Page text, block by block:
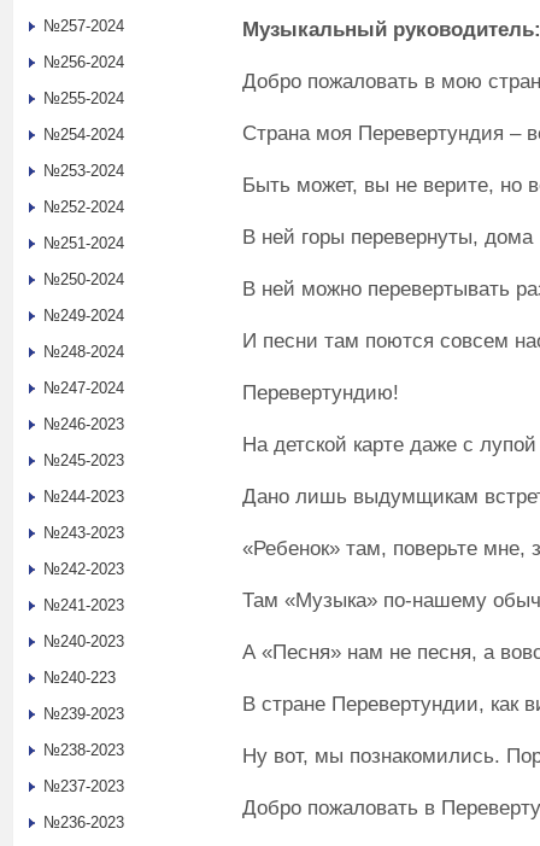
Музыкальный руководитель:
Добро пожаловать в мою
Страна моя Перевертундия –
Быть может, вы не верите, но
В ней горы перевернуты, дома
В ней можно перевертывать
И песни там поются совсем
Перевертундию!
На детской карте даже с
Дано лишь выдумщикам
«Ребенок» там, поверьте мне,
Там «Музыка» по-нашему
А «Песня» нам не песня, а
В стране Перевертундии, как
Ну вот, мы познакомились.
Добро пожаловать в
№257-2024
№256-2024
№255-2024
№254-2024
№253-2024
№252-2024
№251-2024
№250-2024
№249-2024
№248-2024
№247-2024
№246-2023
№245-2023
№244-2023
№243-2023
№242-2023
№241-2023
№240-2023
№240-223
№239-2023
№238-2023
№237-2023
№236-2023